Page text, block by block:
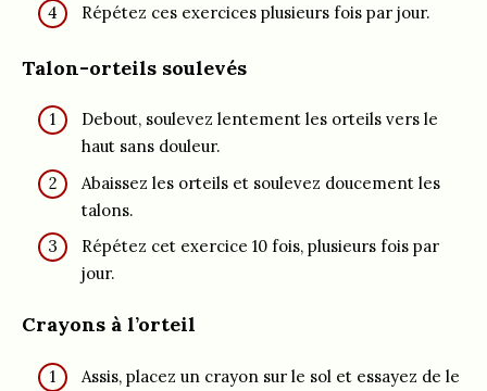
Répétez ces exercices plusieurs fois par jour.
Talon-orteils soulevés
Debout, soulevez lentement les orteils vers le
haut sans douleur.
Abaissez les orteils et soulevez doucement les
talons.
Répétez cet exercice 10 fois, plusieurs fois par
jour.
Crayons à l’orteil
Assis, placez un crayon sur le sol et essayez de le